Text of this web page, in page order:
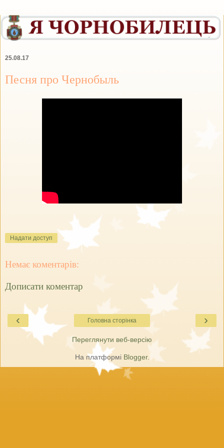
25.08.17
Песня про Чернобыль
Надати доступ
Немає коментарів:
Дописати коментар
‹ ›
Головна сторінка
Переглянути веб-версію
На платформі Blogger.